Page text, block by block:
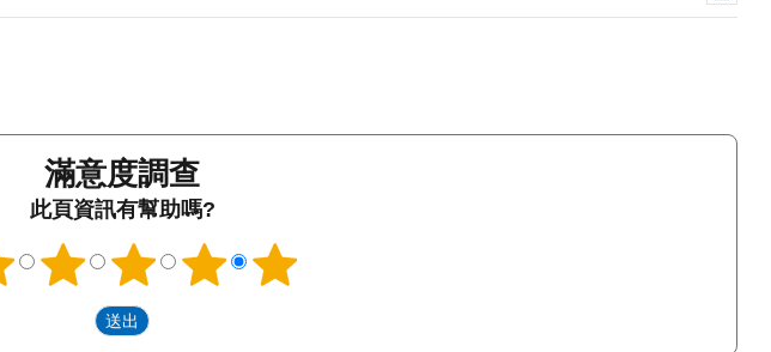
滿意度調查
此頁資訊有幫助嗎?